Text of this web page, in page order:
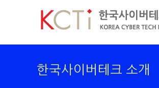
한국사이버테크 소개